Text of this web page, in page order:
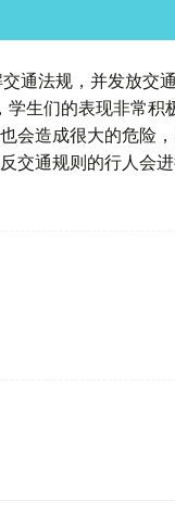
通法规，并发放交
生们的表现非常积
会造成很大的危险
交通规则的行人会